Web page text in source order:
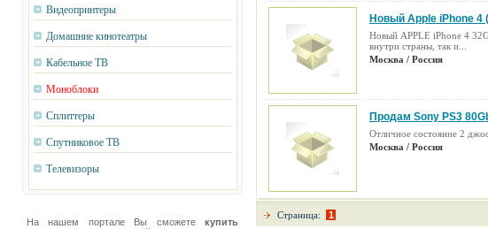
Видеопринтеры
Домашние кинотеатры
Кабельное ТВ
Моноблоки
Сплиттеры
Спутниковое ТВ
Телевизоры
На нашем портале Вы сможете купить
Новый Apple iPhone 4
Новый APPLE iPhone 4
внутри страны, так и...
Москва / Россия
Продам Sony PS3
Отличное состояние 2
Москва / Россия
Страница: 1